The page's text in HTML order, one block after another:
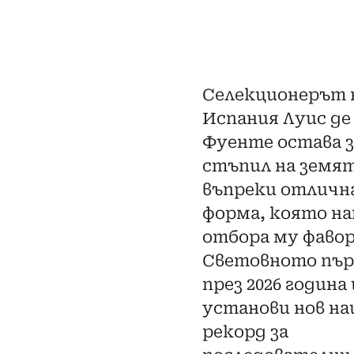
Селекционерът
Испания Луис де
Фуенте остава
стъпил на
въпреки
форма, която
отбора му
Световното
през 2026 година
установи нов
рекорд за